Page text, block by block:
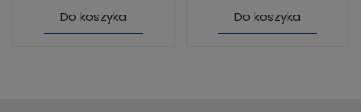
Do koszyka Do koszyka